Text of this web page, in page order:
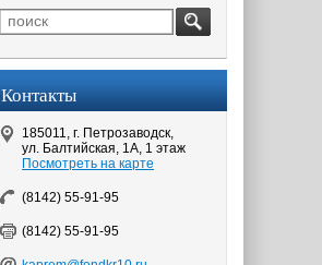
Контакты
185011, г. Петрозаводск,
ул. Балтийская, 1А, 1 этаж
Посмотреть на карте
(8142) 55-91-95
(8142) 55-91-95